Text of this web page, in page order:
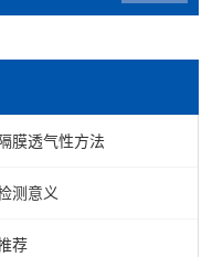
膜透气性方法
测意义
荐